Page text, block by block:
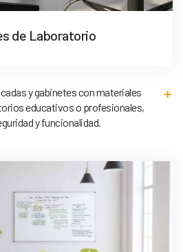
de Laboratorio
y gabinetes con materiales
educativos o profesionales,
y funcionalidad.